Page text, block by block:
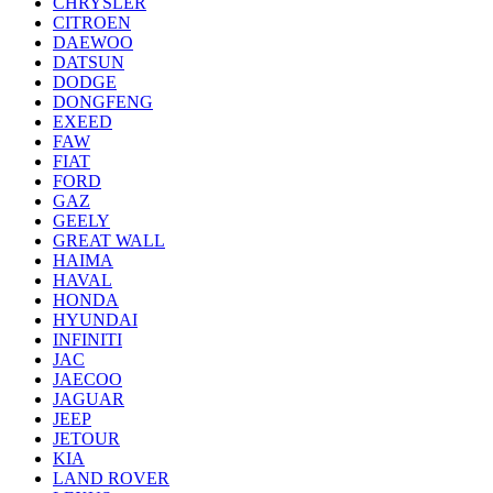
CITROEN
DAEWOO
DATSUN
DODGE
DONGFENG
EXEED
FAW
FIAT
FORD
GAZ
GEELY
GREAT WALL
HAIMA
HAVAL
HONDA
HYUNDAI
INFINITI
JAC
JAECOO
JAGUAR
JEEP
JETOUR
KIA
LAND ROVER